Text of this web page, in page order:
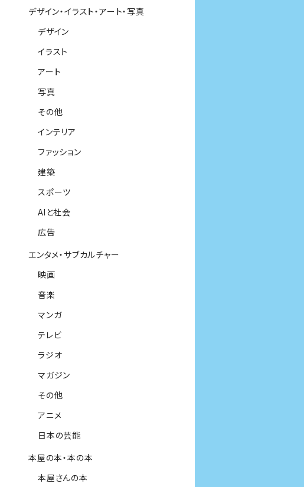
デザイン・イラスト・アート・写真
デザイン
イラスト
アート
写真
その他
インテリア
ファッション
建築
スポーツ
AIと社会
広告
エンタメ・サブカルチャー
映画
音楽
マンガ
テレビ
ラジオ
マガジン
その他
アニメ
日本の芸能
本屋の本・本の本
本屋さんの本